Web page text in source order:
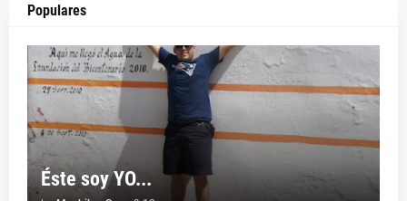
Populares
Éste soy YO...